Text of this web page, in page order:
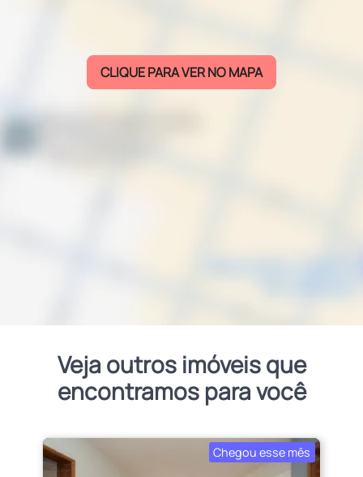
CLIQUE PARA VER NO MAPA
Veja outros imóveis que
encontramos para você
Chegou esse mês